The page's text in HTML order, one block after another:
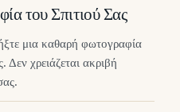
του Σπιτιού Σας
μια καθαρή φωτογραφία
Δεν χρειάζεται ακριβή